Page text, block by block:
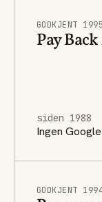
GODKJENT 1995
Pay
siden 1988
Ingen
GODKJENT 1994